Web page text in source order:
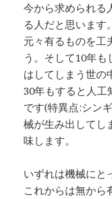
今から求められる
る人だと思います。
元々有るものを工
う。そして10年
はしてしまう世の
30年もすると人工
です(特異点:シン
械が生み出してし
味します。
いずれは機械にと
これからは無から